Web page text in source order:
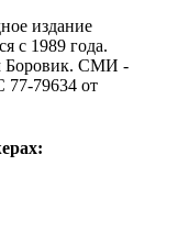
издание
с 1989 года.
Боровик. CМИ -
77-79634 от